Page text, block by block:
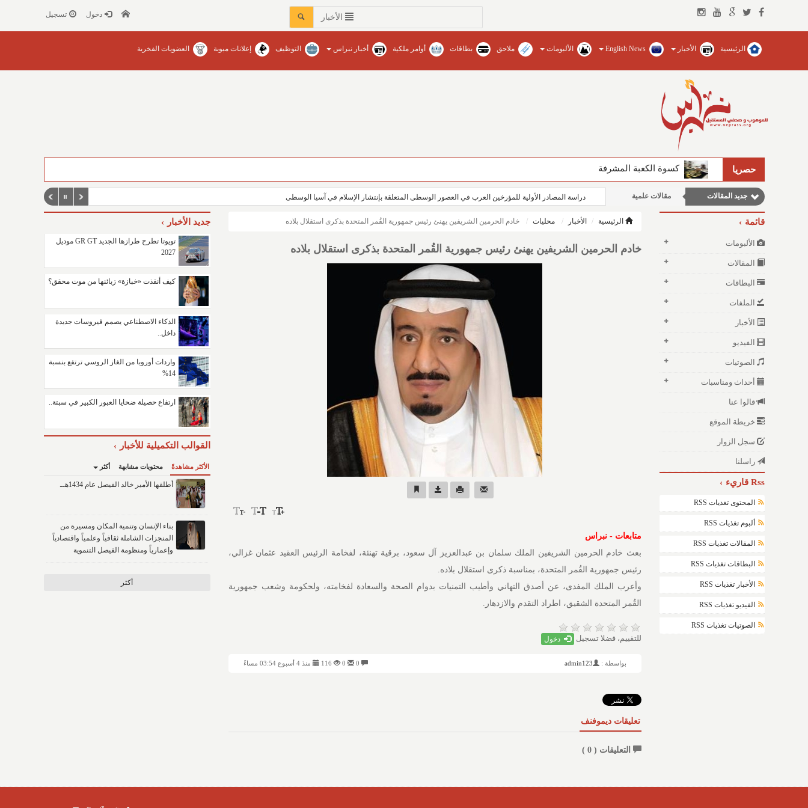
الأخبار دخول تسجيل
الرئيسية الأخبار English News الألبومات ملاحق بطاقات أوامر ملكية أخبار نبراس التوظيف إعلانات مبوبة العضويات الفخرية
حصريا كسوة الكعبة المشرفة
جديد المقالات مقالات علمية
مقالات اجتماعية
دراسة المصادر الأولية للمؤرخين العرب في العصور الوسطى المتعلقة بإنتشار الإسلام في آسيا الوسطى
قائمة
الألبومات
المقالات
البطاقات
الملفات
الأخبار
الفيديو
الصوتيات
أحداث ومناسبات
قالوا عنا
خريطة الموقع
سجل الزوار
راسلنا
Rss قاريء
المحتوى تغذيات RSS
ألبوم تغذيات RSS
المقالات تغذيات RSS
البطاقات تغذيات RSS
الأخبار تغذيات RSS
الفيديو تغذيات RSS
الصوتيات تغذيات RSS
الرئيسية الأخبار محليات خادم الحرمين الشريفين يهنئ رئيس جمهورية القُمر المتحدة بذكرى استقلال بلاده
خادم الحرمين الشريفين يهنئ رئيس جمهورية القُمر المتحدة بذكرى استقلال بلاده
متابعات - نبراس
بعث خادم الحرمين الشريفين الملك سلمان بن عبدالعزيز آل سعود، برقية تهنئة، لفخامة الرئيس العقيد عثمان غزالي،
رئيس جمهورية القُمر المتحدة، بمناسبة ذكرى استقلال بلاده.
وأعرب الملك المفدى، عن أصدق التهاني وأطيب التمنيات بدوام الصحة والسعادة لفخامته، ولحكومة وشعب جمهورية
القُمر المتحدة الشقيق، اطراد التقدم والازدهار.
للتقييم، فضلا تسجيل دخول
بواسطة : admin123
116 منذ 4 أسبوع 03:54 مساءً
تعليقات ديموفنف
التعليقات (0
)
جديد الأخبار
تويوتا تطرح طرازها الجديد GR GT موديل
2027
كيف أنقذت «خبازة» زبائنها من موت محقق؟
الذكاء الاصطناعي يصمم فيروسات جديدة
داخل..
واردات أوروبا من الغاز الروسي ترتفع بنسبة
14%
ارتفاع حصيلة ضحايا العبور الكبير في سبتة..
القوالب التكميلية للأخبار
الأكثر مشاهدةً محتويات مشابهة أكثر
أطلقها الأمير خالد الفيصل عام 1434هــ
بناء الإنسان وتنمية المكان ومسيرة من
المنجزات الشاملة ثقافياً وعلمياً واقتصادياً
وإعمارياً ومنظومة الفيصل التنموية
أكثر